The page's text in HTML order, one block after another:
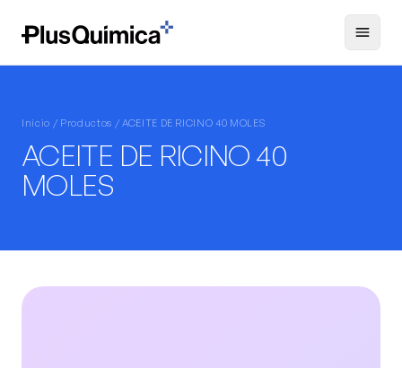
Inicio / Productos / ACEITE DE RICINO 40 MOLES
ACEITE DE RICINO 40
MOLES